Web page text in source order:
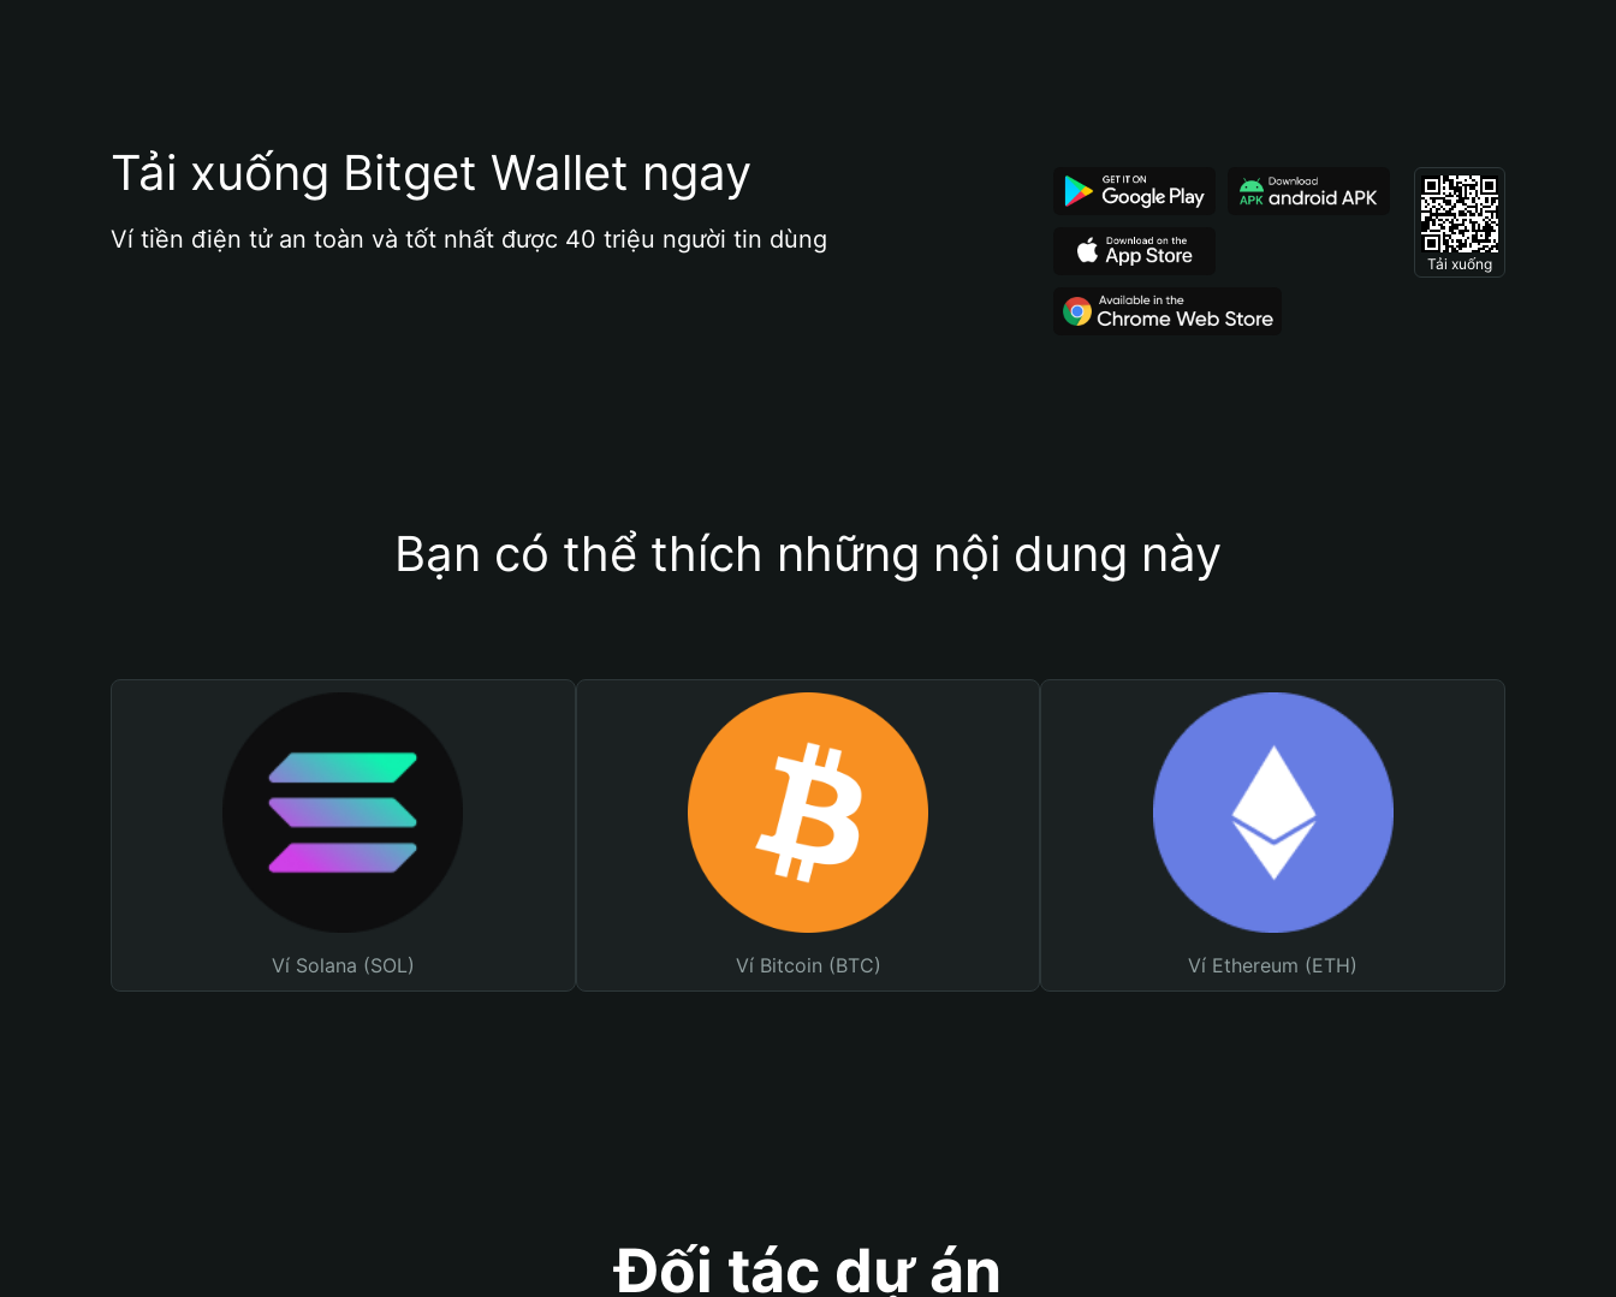
Tải xuống Bitget Wallet ngay
Ví tiền điện tử an toàn và tốt nhất được 40 triệu người tin dùng
Tải xuống
Bạn có thể thích những nội dung này
Ví Solana (SOL) Ví Bitcoin (BTC) Ví Ethereum (ETH)
Đối tác dự án